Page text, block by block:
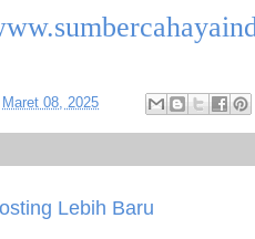
Maret 08, 2025
Lebih Baru